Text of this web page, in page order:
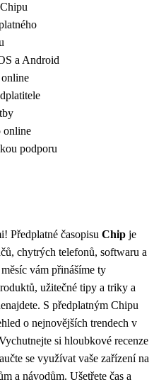
a Android
online
podporu
Předplatné časopisu Chip je
chytrých telefonů, softwaru a
vám přinášíme ty
užitečné tipy a triky a
S předplatným Chipu
o nejnovějších trendech v
si hloubkové recenze
se využívat vaše zařízení na
a návodům. Ušetřete čas a